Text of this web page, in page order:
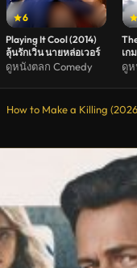
6
Playing It Cool (2014)
ลุ้นรักเวิ่น นายหล่อเวอร์
ดูหนังตลก Comedy
เก
ดูห
How to Make a Killing